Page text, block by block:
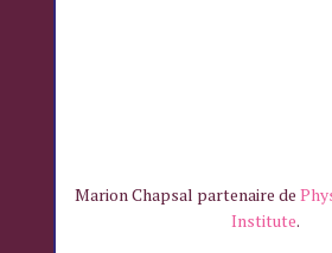
Marion Chapsal partenaire de
Institute.